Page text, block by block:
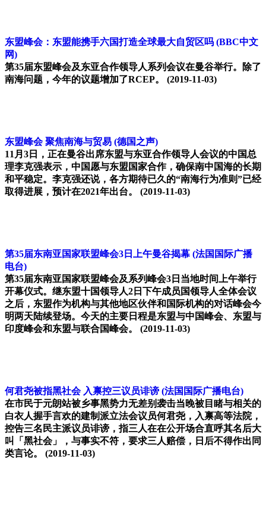
东盟峰会：东盟能携手六国打造全球最大自贸区吗 (BBC中文
网)
第35届东盟峰会及东亚合作领导人系列会议在曼谷举行。除了
南海问题，今年的议题增加了RCEP。
(2019-11-03)
东盟峰会 聚焦南海与贸易 (德国之声)
11月3日，正在曼谷出席东盟与东亚合作领导人会议的中国总
理李克强表示，中国愿与东盟国家合作，确保南中国海的长期
和平稳定。李克强还说，各方期待已久的“南海行为准则”已经
取得进展，预计在2021年出台。
(2019-11-03)
第35届东南亚国家联盟峰会3日上午曼谷揭幕 (法国国际广播
电台)
第35届东南亚国家联盟峰会及系列峰会3日当地时间上午举行
开幕仪式。继东盟十国领导人2日下午成员国领导人全体会议
之后，东盟作为机构与其他地区伙伴和国际机构的对话峰会今
明两天陆续登场。今天的主要日程是东盟与中国峰会、东盟与
印度峰会和东盟与联合国峰会。 (2019-11-03)
何君尧被指黑社会 入禀控三议员诽谤 (法国国际广播电台)
在市民于元朗站被乡事黑势力无差别袭击当晚被目睹与相关的
白衣人握手言欢的建制派立法会议员何君尧，入禀高等法院，
控告三名民主派议员诽谤，指三人在在公开场合直呼其名后大
叫「黑社会」，与事实不符，要求三人赔偿，日后不得作出同
类言论。 (2019-11-03)